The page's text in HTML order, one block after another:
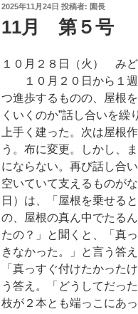
投
2025年11月24日 投稿者: 園長
11月 第５号
１０月２８日（火） み
１０月２０日から１週
つ進歩するものの、屋根
くいくのか”話し合いを
上手く建った。次は屋根
う。布に変更。しかし、
にならない。再び話し合
空いていて支えるものが
日）は、「屋根を乗せる
の、屋根の真ん中でたる
たの？」と聞くと、「真
きなかった。」と言う答
「真っすぐ付けたかった
う答え。「どうしてだっ
枝が２本とも端っこにあ